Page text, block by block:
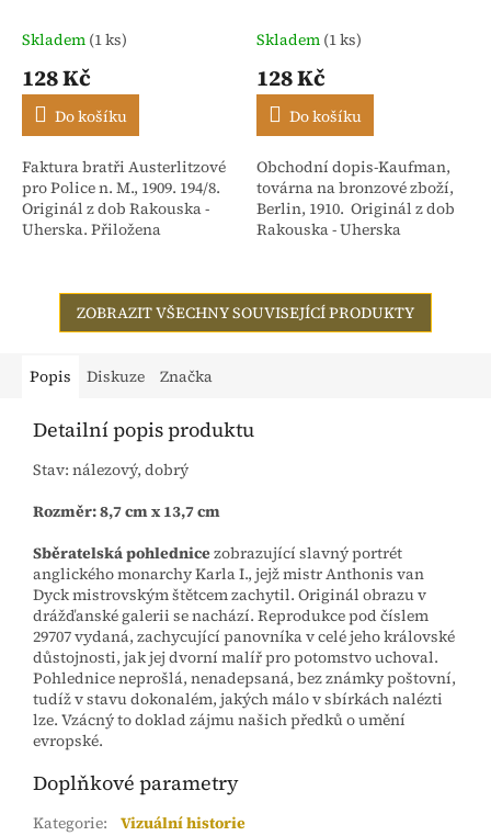
Skladem (1 ks)
128 Kč
Do košíku
Faktura bratři Austerlitzové
pro Police n. M., 1909. 194/8.
Originál z dob Rakouska -
Uherska. Přiložena
dříve Isac...
Skladem (1 ks)
128 Kč
Do košíku
Obchodní dopis-Kaufman,
továrna na bronzové zboží,
Berlin, 1910. Originál z dob
Rakouska - Uherska
ZOBRAZIT VŠECHNY SOUVISEJÍCÍ PRODUKTY
Popis Diskuze Značka
Detailní popis produktu
Stav: nálezový, dobrý
Rozměr: 8,7 cm x 13,7 cm
Sběratelská pohlednicezobrazující slavný portrét
anglického monarchy Karla I., jejž mistr Anthonis van
Dyck mistrovským štětcem zachytil. Originál obrazu v
drážďanské galerii se nachází. Reprodukce pod číslem
29707 vydaná, zachycující panovníka v celé jeho královské
důstojnosti, jak jej dvorní malíř pro potomstvo uchoval.
Pohlednice neprošlá, nenadepsaná, bez známky poštovní,
tudíž v stavu dokonalém, jakých málo v sbírkách nalézti
lze. Vzácný to doklad zájmu našich předků o umění
evropské.
Doplňkové parametry
Kategorie:
Vizuální historie